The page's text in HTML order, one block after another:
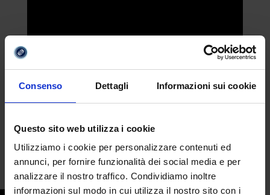
Consenso Dettagli Informazioni sui cookie
Questo sito web utilizza i cookie
Utilizziamo i cookie per personalizzare contenuti ed
annunci, per fornire funzionalità dei social media e per
analizzare il nostro traffico. Condividiamo inoltre
informazioni sul modo in cui utilizza il nostro sito con i